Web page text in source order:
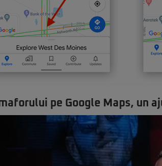
pe Google Maps, un